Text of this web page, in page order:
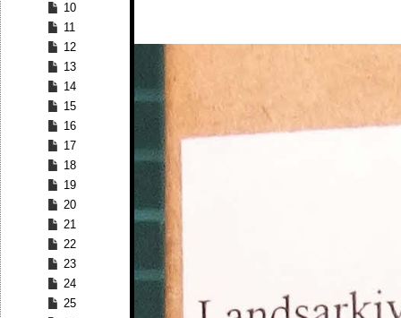
10
11
12
13
14
15
16
17
18
19
20
21
22
23
24
25